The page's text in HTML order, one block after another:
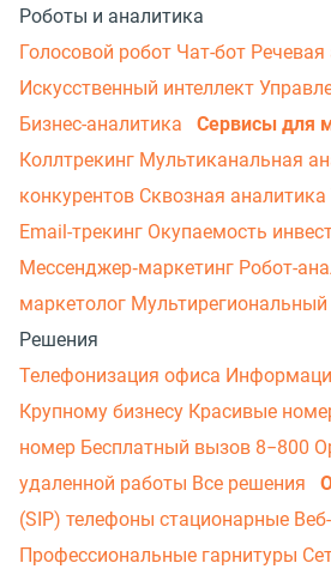
Роботы и аналитика
Голосовой робот Чат-бот Речевая
Искусственный интеллект
Бизнес-аналитика
Сервисы для
Коллтрекинг Мультиканальная
конкурентов Сквозная аналитика
Email-трекинг Окупаемость
Мессенджер‑маркетинг Робот-
маркетолог Мультирегиональный
Решения
Телефонизация офиса
Крупному бизнесу Красивые
номер Бесплатный вызов 8−800
удаленной работы Все решения
(SIP) телефоны стационарные
Профессиональные гарнитуры